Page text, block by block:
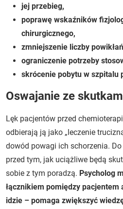
jej przebieg,
poprawę wskaźników
chirurgicznego,
zmniejszenie liczby
ograniczenie potrzeby
skrócenie pobytu w szpitalu
Oswajanie ze
Lęk pacjentów przed
odbierają ją jako „leczenie
dowód powagi ich schorzenia.
przed tym, jak uciążliwe będą
sobie z tym poradzą. Psycholog
łącznikiem pomiędzy pacjentem
idzie – pomaga zwiększyć